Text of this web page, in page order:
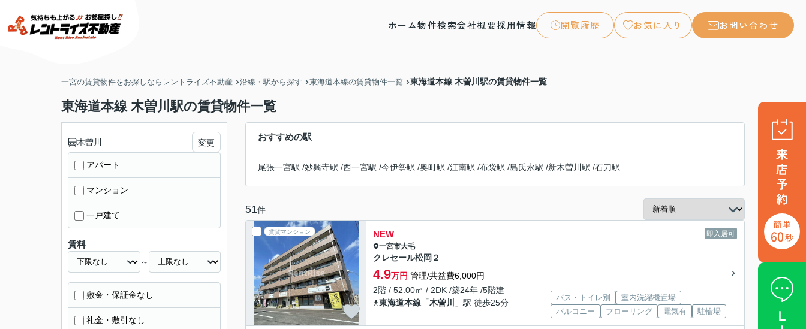
ホーム物件検索会社概要採用情報 閲覧履歴 お気に入り お問い合わせ
一宮の賃貸物件をお探しならレントライズ不動産 沿線・駅から探す 東海道本線の賃貸物件一覧 東海道本線 木曽川駅の賃貸物件一覧
東海道本線 木曽川駅の賃貸物件一覧
おすすめの駅
尾張一宮駅 /妙興寺駅 /西一宮駅 /今伊勢駅 /奥町駅 /江南駅 /布袋駅 /島氏永駅 /新木曽川駅 /石刀駅
51件
賃貸マンション 即入居可
NEW
一宮市大毛
クレセール松岡２
4.9万円 管理/共益費6,000円
2階 / 52.00㎡ / 2DK /築24年 /5階建
東海道本線 「木曽川 」駅 徒歩25分
バス・トイレ別
室内洗濯機置場
バルコニー
フローリング 電気有 駐輪場
木曽川 変更
アパート
マンション
一戸建て
賃料
～
敷金・保証金なし
礼金・敷引なし